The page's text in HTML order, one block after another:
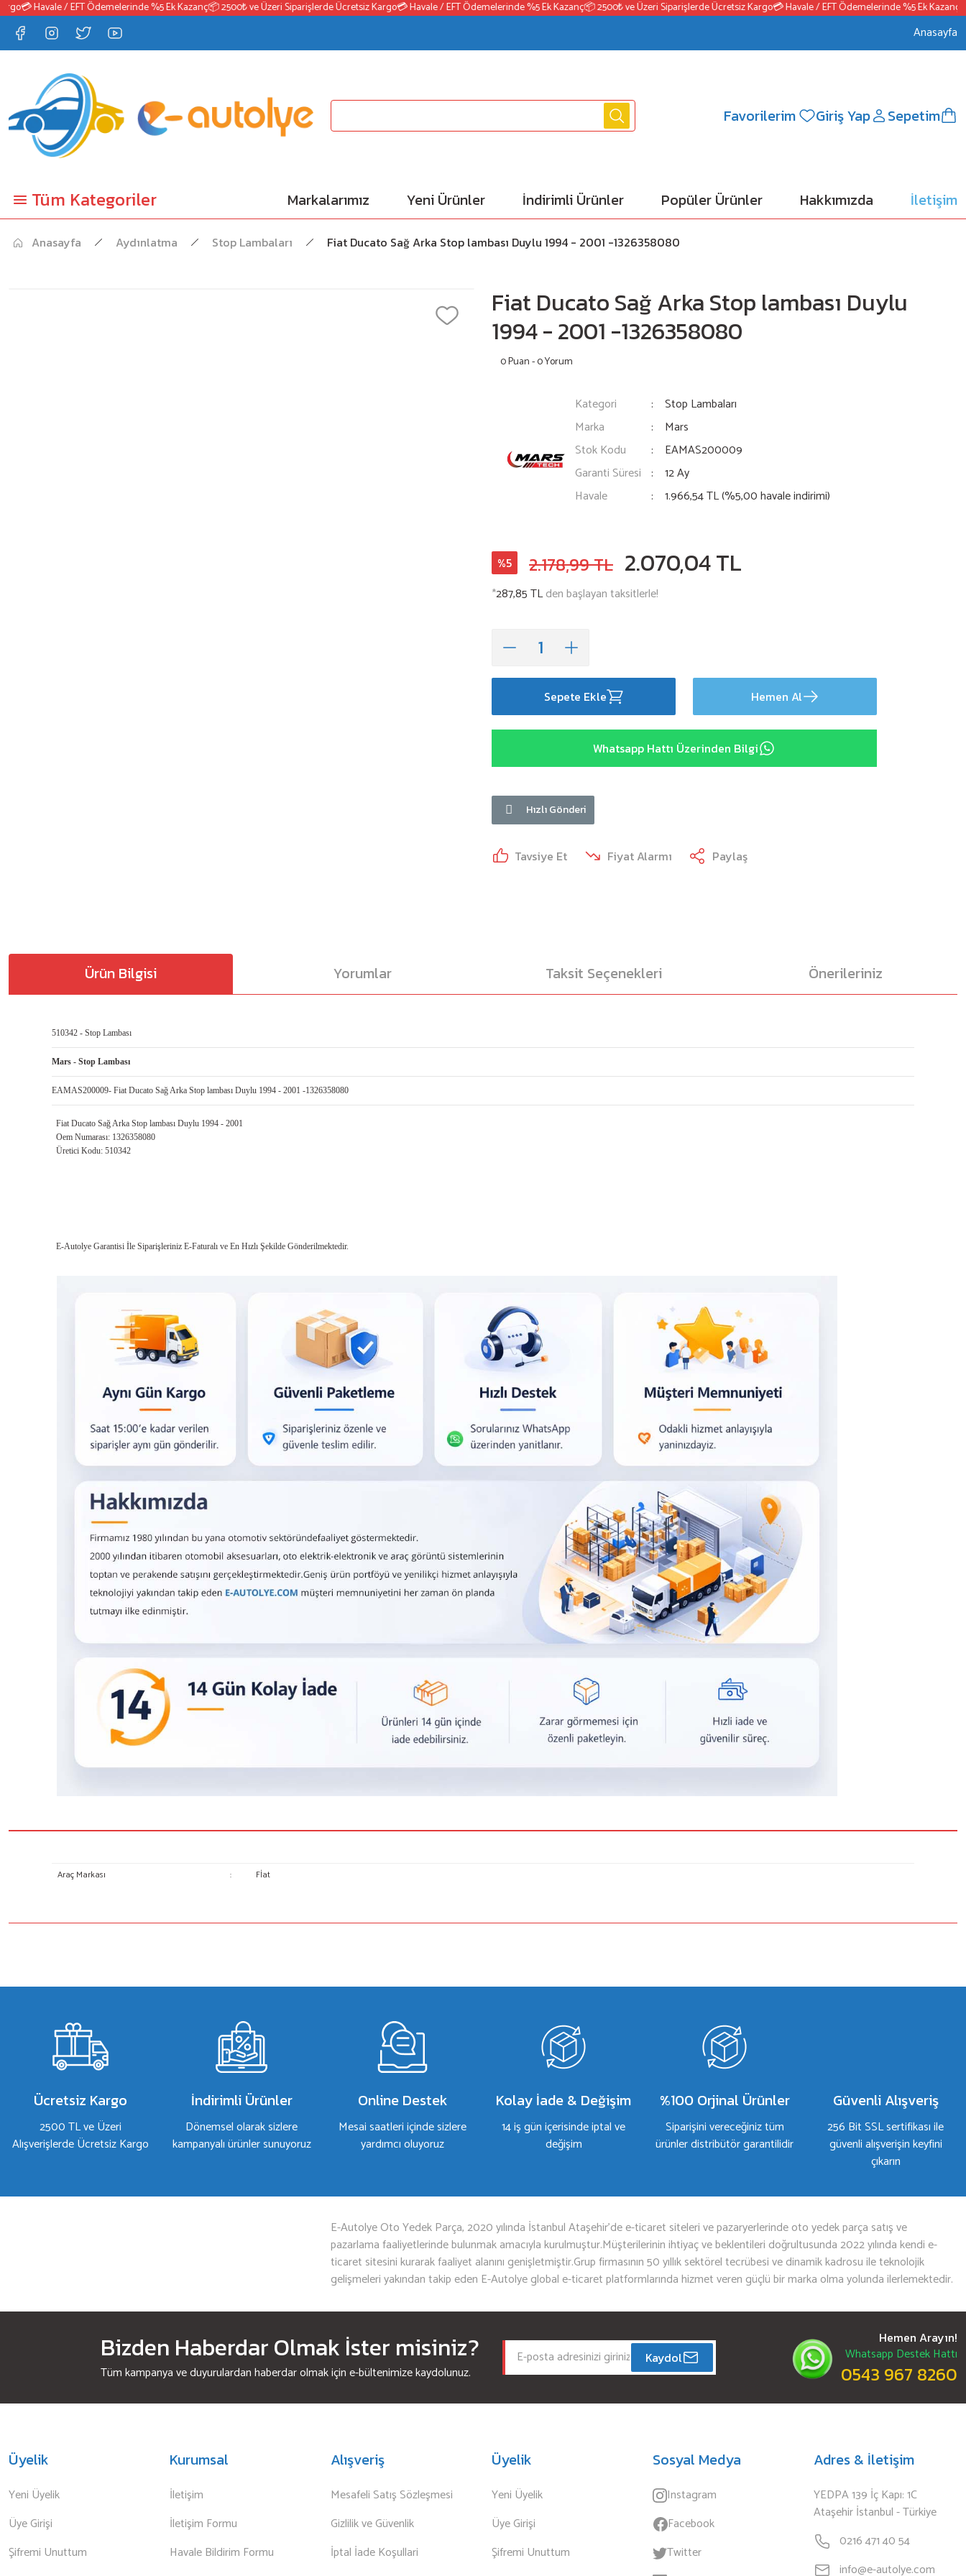
💳 Havale / EFT Ödemelerinde %5 Ek Kazanç📦 2500₺ ve Üzeri Siparişlerde Ücretsiz Kargo💳 Havale / EFT Ödemelerinde %5 Ek Kazanç📦 2500₺ ve Üzeri Siparişlerde Ücretsiz Kargo💳 Havale / EFT Ödemelerinde %5 Ek Kazanç
Anasayfa
Favorilerim Giriş Yap Sepetim
Tüm Kategoriler Markalarımız Yeni Ürünler İndirimli Ürünler Popüler Ürünler Hakkımızda İletişim
Anasayfa Aydınlatma Stop Lambaları Fiat Ducato Sağ Arka Stop lambası Duylu 1994 - 2001 -1326358080
Fiat Ducato Sağ Arka Stop lambası Duylu
1994 - 2001 -1326358080
0 Puan - 0 Yorum
Kategori
Stop Lambaları
Marka
Mars
Stok Kodu
EAMAS200009
Garanti Süresi
12 Ay
Havale
1.966,54 TL (%5,00 havale indirimi)
%5 2.178,99 TL 2.070,04 TL
*287,85 TLden başlayan taksitlerle!
Sepete Ekle Hemen Al
Whatsapp Hattı Üzerinden Bilgi
Hızlı Gönderi
Tavsiye Et Fiyat Alarmı Paylaş
Ürün Bilgisi Yorumlar Taksit Seçenekleri Önerileriniz
510342 - Stop Lambası
Mars - Stop Lambası
EAMAS200009- Fiat Ducato Sağ Arka Stop lambası Duylu 1994 - 2001 -1326358080
Fiat Ducato Sağ Arka Stop lambası Duylu 1994 - 2001
Oem Numarası: 1326358080
Üretici Kodu: 510342
E-Autolye Garantisi İle Siparişleriniz E-Faturalı ve En Hızlı Şekilde Gönderilmektedir.
Araç Markası : Fİat
Bu ürüne ilk yorumu siz yapın!
Ürün açıklamasında eksik bilgiler bulunuyor.
Ürün bilgilerinde hatalar bulunuyor.
Ürün fiyatı diğer sitelerden daha pahalı.
Bu ürüne benzer farklı alternatifler olmalı.
Ücretsiz Kargo
2500 TL ve Üzeri
Alışverişlerde Ücretsiz Kargo
İndirimli Ürünler
Dönemsel olarak sizlere
kampanyalı ürünler sunuyoruz
Online Destek
Mesai saatleri içinde sizlere
yardımcı oluyoruz
Kolay İade & Değişim
14 iş gün içerisinde iptal ve
değişim
%100 Orjinal Ürünler
Siparişini vereceğiniz tüm
ürünler distribütör garantilidir
Güvenli Alışveriş
256 Bit SSL sertifikası ile
güvenli alışverişin keyfini
çıkarın
E-Autolye Oto Yedek Parça, 2020 yılında İstanbul Ataşehir’de e-ticaret siteleri ve pazaryerlerinde oto yedek parça satış ve
pazarlama faaliyetlerinde bulunmak amacıyla kurulmuştur.Müşterilerinin ihtiyaç ve beklentileri doğrultusunda 2022 yılında kendi e-
ticaret sitesini kurarak faaliyet alanını genişletmiştir.Grup firmasının 50 yıllık sektörel tecrübesi ve dinamik kadrosu ile teknolojik
gelişmeleri yakından takip eden E-Autolye global e-ticaret platformlarında hizmet veren güçlü bir marka olma yolunda ilerlemektedir.
Bizden Haberdar Olmak İster misiniz?
Tüm kampanya ve duyurulardan haberdar olmak için e-bültenimize kaydolunuz.
Kaydol
Hemen Arayın!
Whatsapp Destek Hattı
0543 967 8260
Üyelik
Yeni Üyelik
Üye Girişi
Şifremi Unuttum
Kurumsal
İletişim
İletişim Formu
Havale Bildirim Formu
Alışveriş
Mesafeli Satış Sözleşmesi
Gizlilik ve Güvenlik
İptal İade Koşullari
Üyelik
Yeni Üyelik
Üye Girişi
Şifremi Unuttum
Sosyal Medya
Instagram
Facebook
Twitter
Adres & İletişim
YEDPA 139 İç Kapı: 1C
Ataşehir İstanbul - Türkiye
0216 471 40 54
info@e-autolye.com